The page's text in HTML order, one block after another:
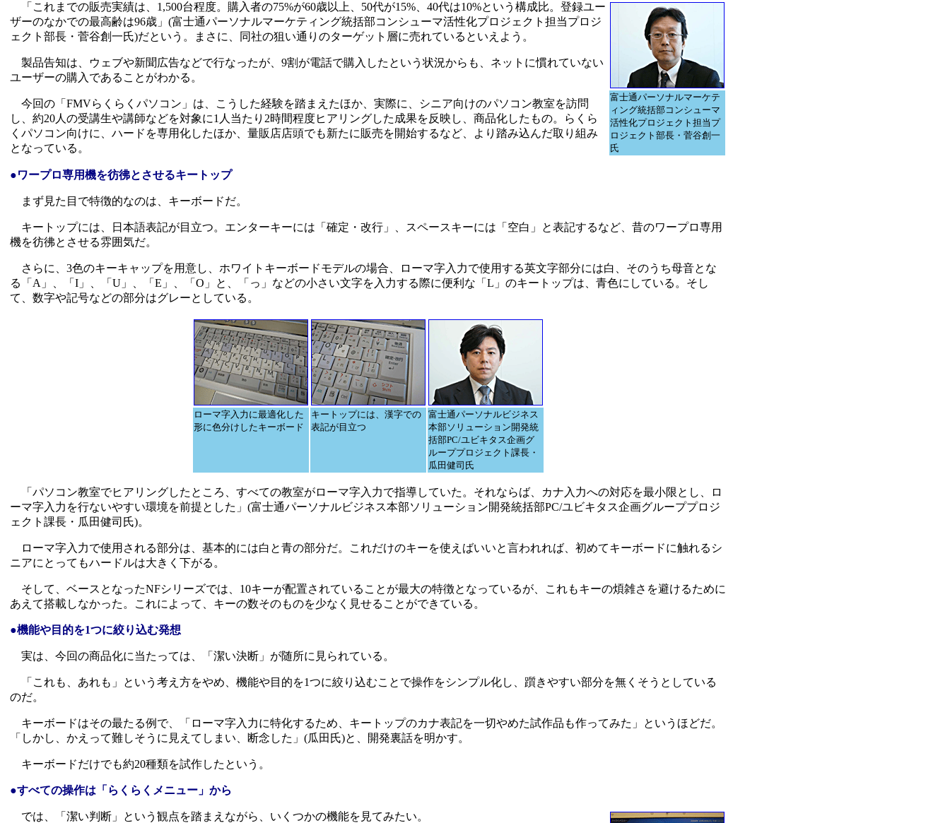
富士通パーソナルマーケテ
ィング統括部コンシューマ
活性化プロジェクト担当プ
ロジェクト部長・菅谷創一
氏
「これまでの販売実績は、1,500台程度。購入者の75%が60歳以上、50代が15%、40代は10%という構成比。登録ユー
ザーのなかでの最高齢は96歳」(富士通パーソナルマーケティング統括部コンシューマ活性化プロジェクト担当プロジ
ェクト部長・菅谷創一氏)だという。まさに、同社の狙い通りのターゲット層に売れているといえよう。
製品告知は、ウェブや新聞広告などで行なったが、9割が電話で購入したという状況からも、ネットに慣れていない
ユーザーの購入であることがわかる。
今回の「FMVらくらくパソコン」は、こうした経験を踏まえたほか、実際に、シニア向けのパソコン教室を訪問
し、約20人の受講生や講師などを対象に1人当たり2時間程度ヒアリングした成果を反映し、商品化したもの。らくら
くパソコン向けに、ハードを専用化したほか、量販店店頭でも新たに販売を開始するなど、より踏み込んだ取り組み
となっている。
●ワープロ専用機を彷彿とさせるキートップ
まず見た目で特徴的なのは、キーボードだ。
キートップには、日本語表記が目立つ。エンターキーには「確定・改行」、スペースキーには「空白」と表記するなど、昔のワープロ専用
機を彷彿とさせる雰囲気だ。
さらに、3色のキーキャップを用意し、ホワイトキーボードモデルの場合、ローマ字入力で使用する英文字部分には白、そのうち母音とな
る「A」、「I」、「U」、「E」、「O」と、「っ」などの小さい文字を入力する際に便利な「L」のキートップは、青色にしている。そし
て、数字や記号などの部分はグレーとしている。
ローマ字入力に最適化した
形に色分けしたキーボード
キートップには、漢字での
表記が目立つ
富士通パーソナルビジネス
本部ソリューション開発統
括部PC/ユビキタス企画グ
ループプロジェクト課長・
瓜田健司氏
「パソコン教室でヒアリングしたところ、すべての教室がローマ字入力で指導していた。それならば、カナ入力への対応を最小限とし、ロ
ーマ字入力を行ないやすい環境を前提とした」(富士通パーソナルビジネス本部ソリューション開発統括部PC/ユビキタス企画グループプロジ
ェクト課長・瓜田健司氏)。
ローマ字入力で使用される部分は、基本的には白と青の部分だ。これだけのキーを使えばいいと言われれば、初めてキーボードに触れるシ
ニアにとってもハードルは大きく下がる。
そして、ベースとなったNFシリーズでは、10キーが配置されていることが最大の特徴となっているが、これもキーの煩雑さを避けるために
あえて搭載しなかった。これによって、キーの数そのものを少なく見せることができている。
●機能や目的を1つに絞り込む発想
実は、今回の商品化に当たっては、「潔い決断」が随所に見られている。
「これも、あれも」という考え方をやめ、機能や目的を1つに絞り込むことで操作をシンプル化し、躓きやすい部分を無くそうとしている
のだ。
キーボードはその最たる例で、「ローマ字入力に特化するため、キートップのカナ表記を一切やめた試作品も作ってみた」というほどだ。
「しかし、かえって難しそうに見えてしまい、断念した」(瓜田氏)と、開発裏話を明かす。
キーボードだけでも約20種類を試作したという。
●すべての操作は「らくらくメニュー」から
では、「潔い判断」という観点を踏まえながら、いくつかの機能を見てみたい。